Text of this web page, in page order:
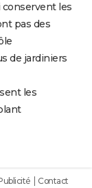
conservent les
pas des
de jardiniers
les
Contact